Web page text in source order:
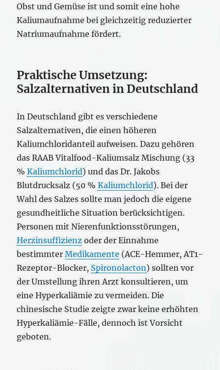
Obst und Gemüse ist und somit eine hohe
Kaliumaufnahme bei gleichzeitig reduzierter
Natriumaufnahme fördert.
Praktische Umsetzung:
Salzalternativen in Deutschland
In Deutschland gibt es verschiedene
Salzalternativen, die einen höheren
Kaliumchloridanteil aufweisen. Dazu gehören
das RAAB Vitalfood-Kaliumsalz Mischung (33
%Kaliumchlorid) und das Dr. Jakobs
Blutdrucksalz (50 %Kaliumchlorid). Bei der
Wahl des Salzes sollte man jedoch die eigene
gesundheitliche Situation berücksichtigen.
Personen mit Nierenfunktionsstörungen,
Herzinsuffizienz oder der Einnahme
bestimmterMedikamente (ACE-Hemmer, AT1-
Rezeptor-Blocker, Spironolacton) sollten vor
der Umstellung ihren Arzt konsultieren, um
eine Hyperkaliämie zu vermeiden. Die
chinesische Studie zeigte zwar keine erhöhten
Hyperkaliämie-Fälle, dennoch ist Vorsicht
geboten.